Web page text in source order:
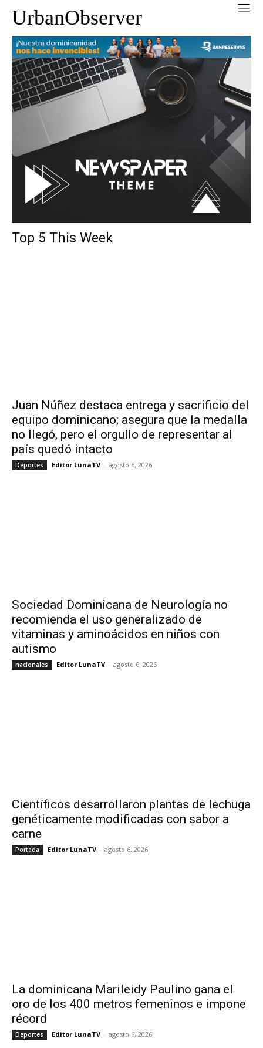
UrbanObserver
Top 5 This Week
Juan Núñez destaca entrega y sacrificio del
equipo dominicano; asegura que la medalla
no llegó, pero el orgullo de representar al
país quedó intacto
Deportes Editor LunaTV - agosto 6, 2026
Sociedad Dominicana de Neurología no
recomienda el uso generalizado de
vitaminas y aminoácidos en niños con
autismo
nacionales Editor LunaTV - agosto 6, 2026
Científicos desarrollaron plantas de lechuga
genéticamente modificadas con sabor a
carne
Portada Editor LunaTV - agosto 6, 2026
La dominicana Marileidy Paulino gana el
oro de los 400 metros femeninos e impone
récord
Deportes Editor LunaTV - agosto 6, 2026